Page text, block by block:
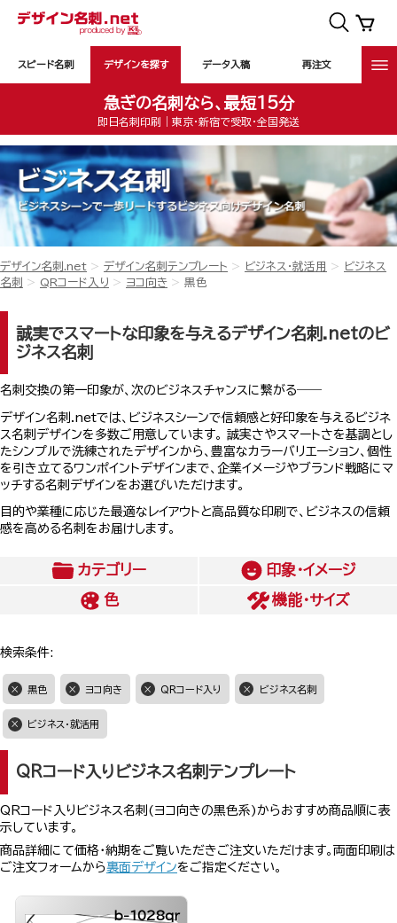
スピード名刺 デザインを探す データ入稿 再注文
急ぎの名刺なら、最短15分
即日名刺印刷｜東京・新宿で受取・全国発送
デザイン名刺.net デザイン名刺テンプレート ビジネス・就活用
ビジネス
名刺
QRコード入り ヨコ向き 黒色
誠実でスマートな印象を与えるデザイン名刺.netのビ
ジネス名刺
名刺交換の第一印象が、次のビジネスチャンスに繋がる――
デザイン名刺.netでは、ビジネスシーンで信頼感と好印象を与えるビジネ
ス名刺デザインを多数ご用意しています。 誠実さやスマートさを基調とし
たシンプルで洗練されたデザインから、豊富なカラーバリエーション、個性
を引き立てるワンポイントデザインまで、企業イメージやブランド戦略にマ
ッチする名刺デザインをお選びいただけます。
目的や業種に応じた最適なレイアウトと高品質な印刷で、ビジネスの信頼
感を高める名刺をお届けします。
カテゴリー
印象・イメージ
色
機能・サイズ
検索条件:
黒色 ヨコ向き QRコード入り ビジネス名刺
ビジネス・就活用
QRコード入りビジネス名刺テンプレート
QRコード入りビジネス名刺(ヨコ向きの黒色系)からおすすめ商品順に表
示しています。
商品詳細にて価格・納期をご覧いただきご注文いただけます。両面印刷は
ご注文フォームから裏面デザインをご指定ください。
b-1028qr